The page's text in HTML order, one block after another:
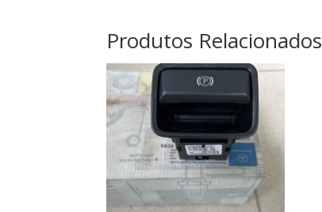
Produtos Relacionados